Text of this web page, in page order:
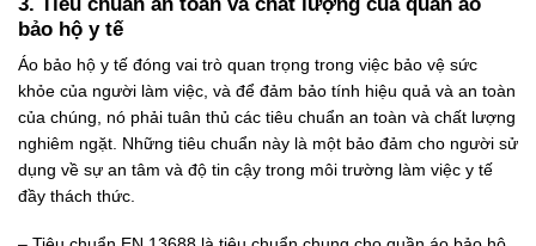
bảo hộ y tế
Áo bảo hộ y tế đóng vai trò quan trọng trong việc bảo vệ sức
khỏe của người làm việc, và để đảm bảo tính hiệu quả và an toàn
của chúng, nó phải tuân thủ các tiêu chuẩn an toàn và chất lượng
nghiêm ngặt. Những tiêu chuẩn này là một bảo đảm cho người sử
dụng về sự an tâm và độ tin cậy trong môi trường làm việc y tế
đầy thách thức.